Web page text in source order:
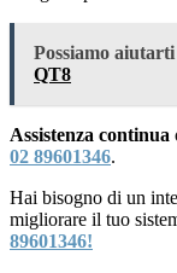
Possiamo
QT8
Assistenza continua
02 89601346.
Hai bisogno di un
migliorare il tuo
89601346!